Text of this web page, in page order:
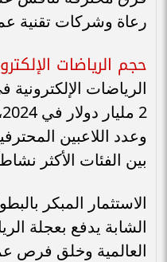
رعاة وشركات تقنية
حجم الرياضات
الرياضات الإلكترونية
وعدد اللاعبين
بين الفئات الأكثر
الاستثمار المبكر
الشابة يدفع بعجلة
العالمية وخلق فرص